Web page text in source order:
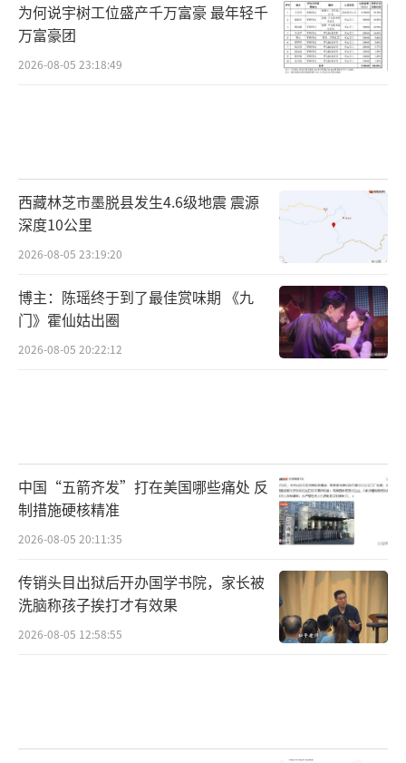
为何说宇树工位盛产千万富豪 最年轻千
万富豪团
2026-08-05 23:18:49
西藏林芝市墨脱县发生4.6级地震 震源
深度10公里
2026-08-05 23:19:20
博主：陈瑶终于到了最佳赏味期 《九
门》霍仙姑出圈
2026-08-05 20:22:12
中国“五箭齐发”打在美国哪些痛处 反
制措施硬核精准
2026-08-05 20:11:35
传销头目出狱后开办国学书院，家长被
洗脑称孩子挨打才有效果
2026-08-05 12:58:55